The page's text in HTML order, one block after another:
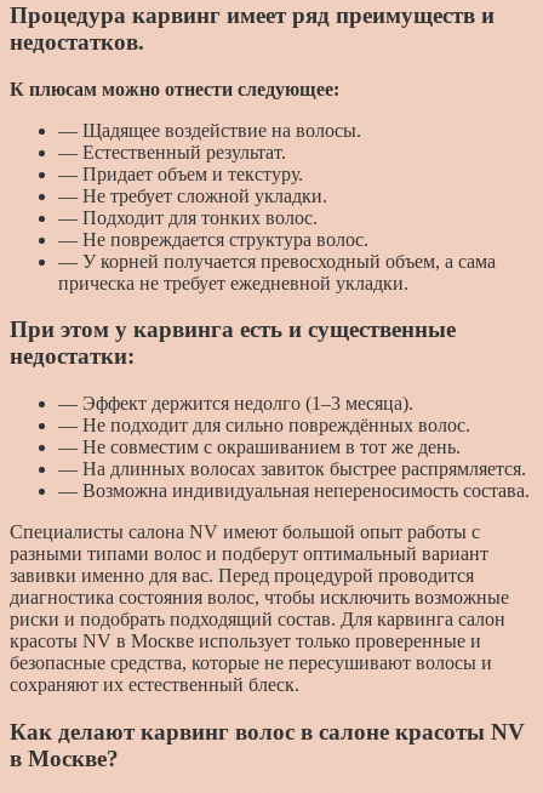
Процедура карвинг имеет ряд преимуществ и
недостатков.
К плюсам можно отнести следующее:
— Щадящее воздействие на волосы.
— Естественный результат.
— Придает объем и текстуру.
— Не требует сложной укладки.
— Подходит для тонких волос.
— Не повреждается структура волос.
— У корней получается превосходный объем, а сама
прическа не требует ежедневной укладки.
При этом у карвинга есть и существенные
недостатки:
— Эффект держится недолго (1–3 месяца).
— Не подходит для сильно повреждённых волос.
— Не совместим с окрашиванием в тот же день.
— На длинных волосах завиток быстрее распрямляется.
— Возможна индивидуальная непереносимость состава.
Специалисты салона NV имеют большой опыт работы с
разными типами волос и подберут оптимальный вариант
завивки именно для вас. Перед процедурой проводится
диагностика состояния волос, чтобы исключить возможные
риски и подобрать подходящий состав. Для карвинга салон
красоты NV в Москве использует только проверенные и
безопасные средства, которые не пересушивают волосы и
сохраняют их естественный блеск.
Как делают карвинг волос в салоне красоты NV
в Москве?